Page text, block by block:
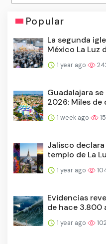
Popular
La segunda
México La Luz
1 year ago
Guadalajara
2026: Miles de
1 week ago
Jalisco
templo de La
1 year ago
Evidencias
de hace 3.800
1 year ago